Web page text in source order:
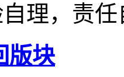
理，责
版块